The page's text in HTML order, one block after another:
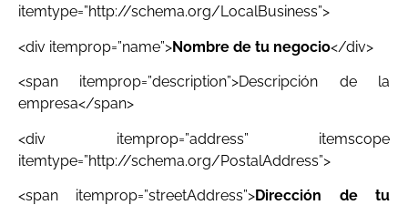
itemtype=”http://schema.org/LocalBusiness”>
<div itemprop=”name”>Nombre de tu negocio</div>
<span itemprop=”description”>Descripción de la
empresa</span>
<div itemprop=”address” itemscope
itemtype=”http://schema.org/PostalAddress”>
<span itemprop=”streetAddress”>Dirección de tu